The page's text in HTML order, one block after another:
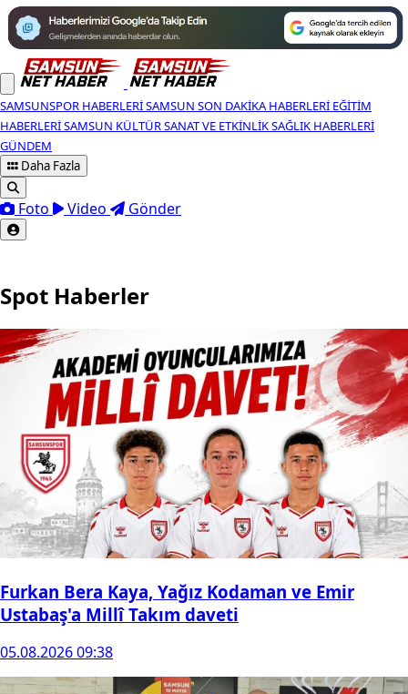
SAMSUNSPOR HABERLERISAMSUN SON DAKIKA HABERLERI EĞITIM
HABERLERISAMSUN KÜLTÜR SANAT VE ETKINLIKSAĞLIK HABERLERI
GÜNDEM
Daha Fazla
Foto Video Gönder
Spot Haberler
Furkan Bera Kaya, Yağız Kodaman ve Emir
Ustabaş'a Millî Takım daveti
05.08.2026 09:38